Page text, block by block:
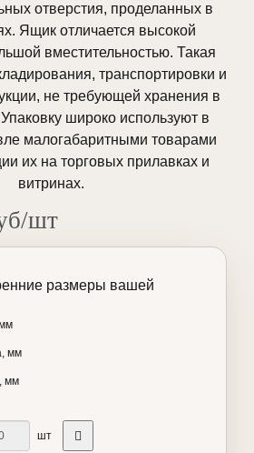
отверстия, проделанных в
Ящик отличается высокой
вместительностью. Такая
транспортировки и
не требующей хранения в
широко используют в
малогабаритными товарами
их на торговых прилавках и
витринах.
шт
размеры вашей
мм
мм
шт